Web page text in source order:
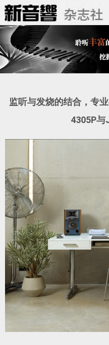
监听与发烧的结合，专
4305P与